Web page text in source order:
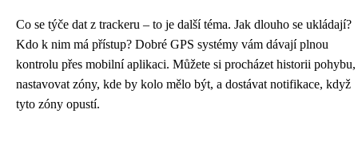
Co se týče dat z trackeru – to je další téma. Jak dlouho se ukládají?
Kdo k nim má přístup? Dobré GPS systémy vám dávají plnou
kontrolu přes mobilní aplikaci. Můžete si procházet historii pohybu,
nastavovat zóny, kde by kolo mělo být, a dostávat notifikace, když
tyto zóny opustí.